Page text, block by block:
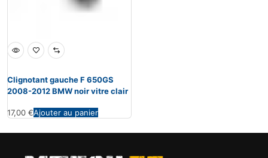
Clignotant gauche F 650GS
2008-2012 BMW noir vitre clair
17,00 €Ajouter au panier